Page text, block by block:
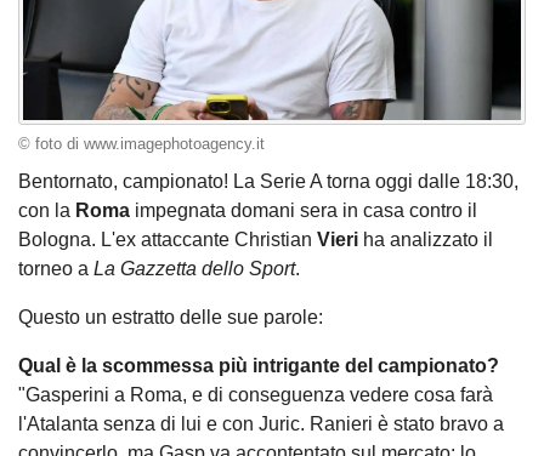
© foto di www.imagephotoagency.it
Bentornato, campionato! La Serie A torna oggi dalle 18:30,
con la Roma impegnata domani sera in casa contro il
Bologna. L'ex attaccante Christian Vieri ha analizzato il
torneo a La Gazzetta dello Sport.
Questo un estratto delle sue parole:
Qual è la scommessa più intrigante del campionato?
"Gasperini a Roma, e di conseguenza vedere cosa farà
l'Atalanta senza di lui e con Juric. Ranieri è stato bravo a